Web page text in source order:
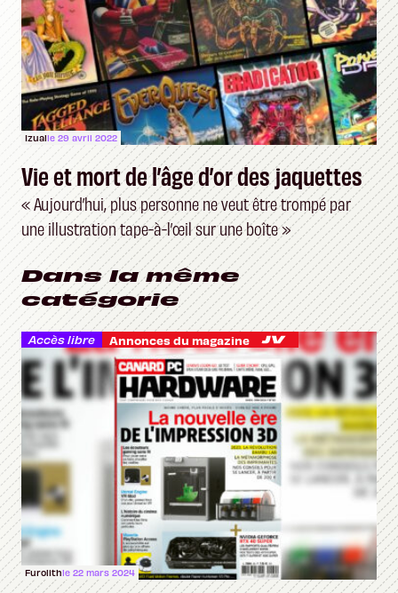
Izualle 29 avril 2022
Vie et mort de l’âge d’or des jaquettes
« Aujourd’hui, plus personne ne veut être trompé par
une illustration tape-à-l’œil sur une boîte »
Dans la même
catégorie
Accès libre Annonces du magazine
Furolithle 22 mars 2024